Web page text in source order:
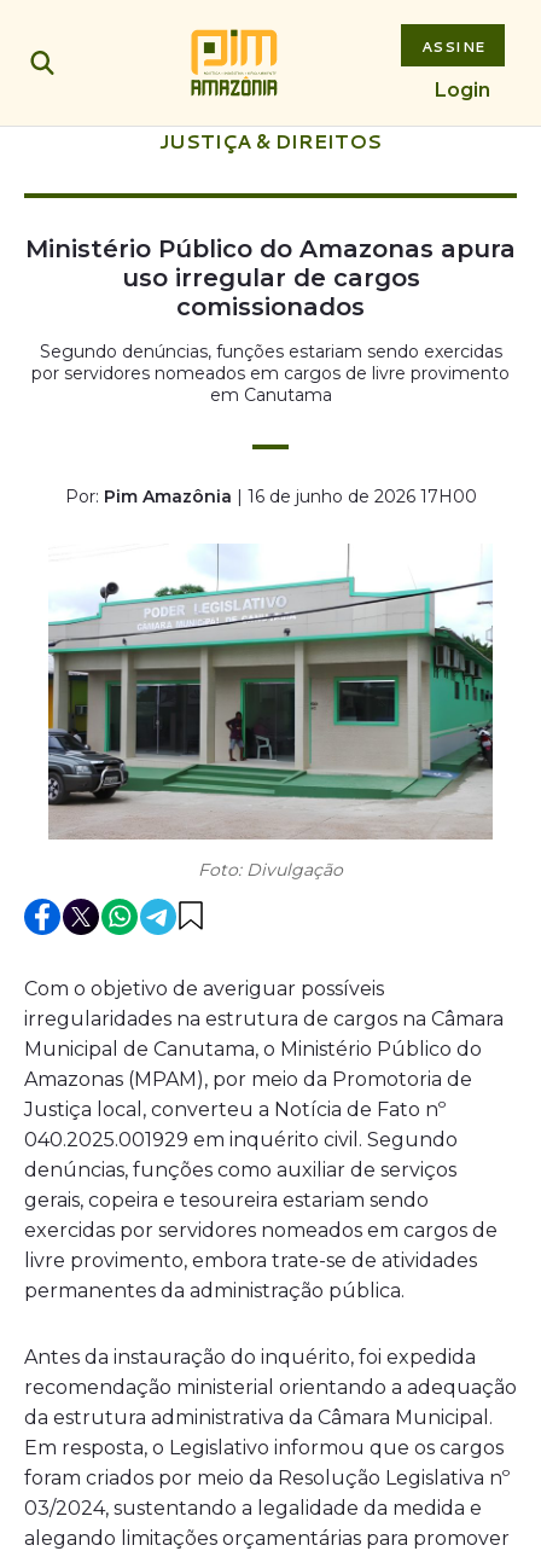
ASSINE
Login
JUSTIÇA & DIREITOS
Ministério Público do Amazonas apura
uso irregular de cargos
comissionados
Segundo denúncias, funções estariam sendo exercidas
por servidores nomeados em cargos de livre provimento
em Canutama
Por: Pim Amazônia | 16 de junho de 2026 17H00
Foto: Divulgação
Com o objetivo de averiguar possíveis
irregularidades na estrutura de cargos na Câmara
Municipal de Canutama, o Ministério Público do
Amazonas (MPAM), por meio da Promotoria de
Justiça local, converteu a Notícia de Fato nº
040.2025.001929 em inquérito civil. Segundo
denúncias, funções como auxiliar de serviços
gerais, copeira e tesoureira estariam sendo
exercidas por servidores nomeados em cargos de
livre provimento, embora trate-se de atividades
permanentes da administração pública.
Antes da instauração do inquérito, foi expedida
recomendação ministerial orientando a adequação
da estrutura administrativa da Câmara Municipal.
Em resposta, o Legislativo informou que os cargos
foram criados por meio da Resolução Legislativa nº
03/2024, sustentando a legalidade da medida e
alegando limitações orçamentárias para promover